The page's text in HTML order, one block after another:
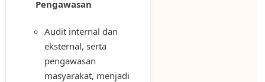
Pengawasan
Audit internal dan
eksternal, serta
pengawasan
masyarakat, menjadi